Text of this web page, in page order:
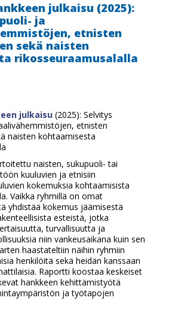
julkaisu (2025):
ja
etnisten
sekä naisten
rikosseuraamusalalla
julkaisu(2025): Selvitys
etnisten
naisten kohtaamisesta
naisten, sukupuoli- tai
kuuluvien ja etnisiin
kokemuksia kohtaamisista
Vaikka ryhmillä on omat
yhdistää kokemus jäämisestä
esteistä, jotka
turvallisuutta ja
niin vankeusaikana kuin sen
haastateltiin näihin ryhmiin
henkilöitä sekä heidän kanssaan
Raportti koostaa keskeiset
hankkeen kehittämistyötä
ja työtapojen